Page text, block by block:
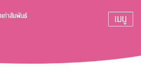
เมนู